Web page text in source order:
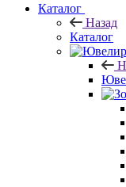
Каталог
Назад
Каталог